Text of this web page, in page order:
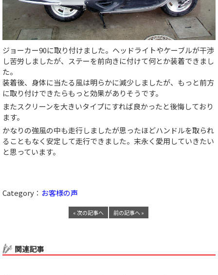
ジョーカー90に取り付けました。ヘッドライトやケーブルが干渉
し苦労しましたが、ステーを前向きに付けて何とか装着できまし
た。
装着後、身体に当たる風は明らかに減少しましたが、もっと前方
に取り付けできたらもっと効果がありそうです。
またスクリーンを大きいタイプにすれば良かったと後悔しており
ます。
かなりの強風の中も走行しましたが思ったほどハンドルを取られ
ることもなく安定して走行できました。末永く愛用していきたい
と思っています。
Category： お客様の声
« 次の記事へ 前の記事へ »
関連記事